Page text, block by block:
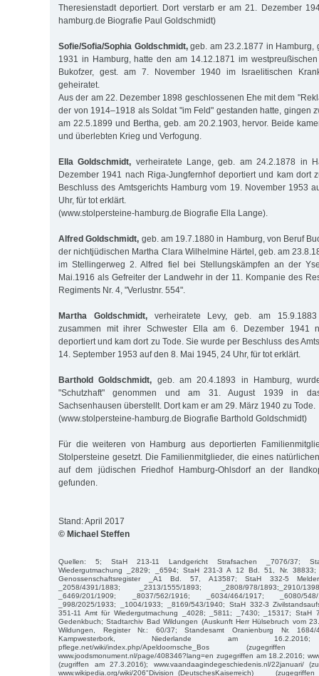
Theresienstadt deportiert. Dort verstarb er am 21. Dezember
hamburg.de Biografie Paul Goldschmidt)
Sofie/Sofia/Sophia Goldschmidt,geb. am 23.2.1877 in Hamburg,
1931 in Hamburg, hatte den am 14.12.1871 im
Bukofzer, gest. am 7. November 1940 im Israelitischen
geheiratet.
Aus der am 22. Dezember 1898 geschlossenen Ehe mit dem
der von 1914–1918 als Soldat "im Feld" gestanden hatte, gingen
am 22.5.1899 und Bertha, geb. am 20.2.1903, hervor. Beide
und überlebten Krieg und Verfogung.
Ella Goldschmidt, verheiratete Lange, geb. am 24.2.1878 in
Dezember 1941 nach Riga-Jungfernhof deportiert und kam dort
Beschluss des Amtsgerichts Hamburg vom 19. November 1953
Uhr, für tot erklärt.
(www.stolpersteine-hamburg.de Biografie Ella Lange).
Alfred Goldschmidt, geb. am 19.7.1880 in Hamburg, von Beruf
der nichtjüdischen Martha Clara Wilhelmine Härtel, geb. am
im Stellingerweg 2. Alfred fiel bei Stellungskämpfen an der
Mai.1916 als Gefreiter der Landwehr in der 11. Kompanie des
Regiments Nr. 4, "Verlustnr. 554".
Martha Goldschmidt,verheiratete Levy, geb. am
zusammen mit ihrer Schwester Ella am 6. Dezember 1941
deportiert und kam dort zu Tode. Sie wurde per Beschluss des
14. September 1953 auf den 8. Mai 1945, 24 Uhr, für tot erklärt.
Barthold Goldschmidt, geb. am 20.4.1893 in Hamburg,
"Schutzhaft" genommen und am 31. August 1939 in das
Sachsenhausen überstellt. Dort kam er am 29. März 1940 zu Tode.
(www.stolpersteine-hamburg.de Biografie Barthold Goldschmidt)
Für die weiteren von Hamburg aus deportierten
Stolpersteine gesetzt. Die Familienmitglieder, die eines
auf dem jüdischen Friedhof Hamburg-Ohlsdorf an der
gefunden.
Stand: April 2017
© Michael Steffen
Quellen: 5; StaH 213-11 Landgericht Strafsachen _7076/37;
Wiedergutmachung _2829; _6594; StaH 231-3 A 12 Bd. 51, Nr.
Genossenschaftsregister _A1 Bd. 57, A13587; StaH 332-5
_2058/4391/1883; _2313/1555/1893; _2808/978/1893;_2910/
_6469/201/1909; _8037/562/1916; _6034/464/1917; _6080/
_998/2025/1933; _1004/1933; _8169/543/1940; StaH 332-3
351-11 Amt für Wiedergutmachung _4028; _5811; _7430; _15317; StaH
Gedenkbuch; Stadtarchiv Bad Wildungen (Auskunft Herr Hülsebruch vom
Wildungen, Register Nr.: 60/37; Standesamt Oranienburg Nr.
Kampwesterbork, Niederlande am 16.2.2016;
pflege.net/wiki/index.php/Apeldoornsche_Bos
www.joodsmonument.nl/page/408346?lang=en zugegriffen am 18.2.2016;
(zugriffen am 27.3.2016); www.vaandaagindegeschiedenis.nl/22januari/
www.wikipedia.org/wiki/206"Division_(DeutschesKaiserreich)